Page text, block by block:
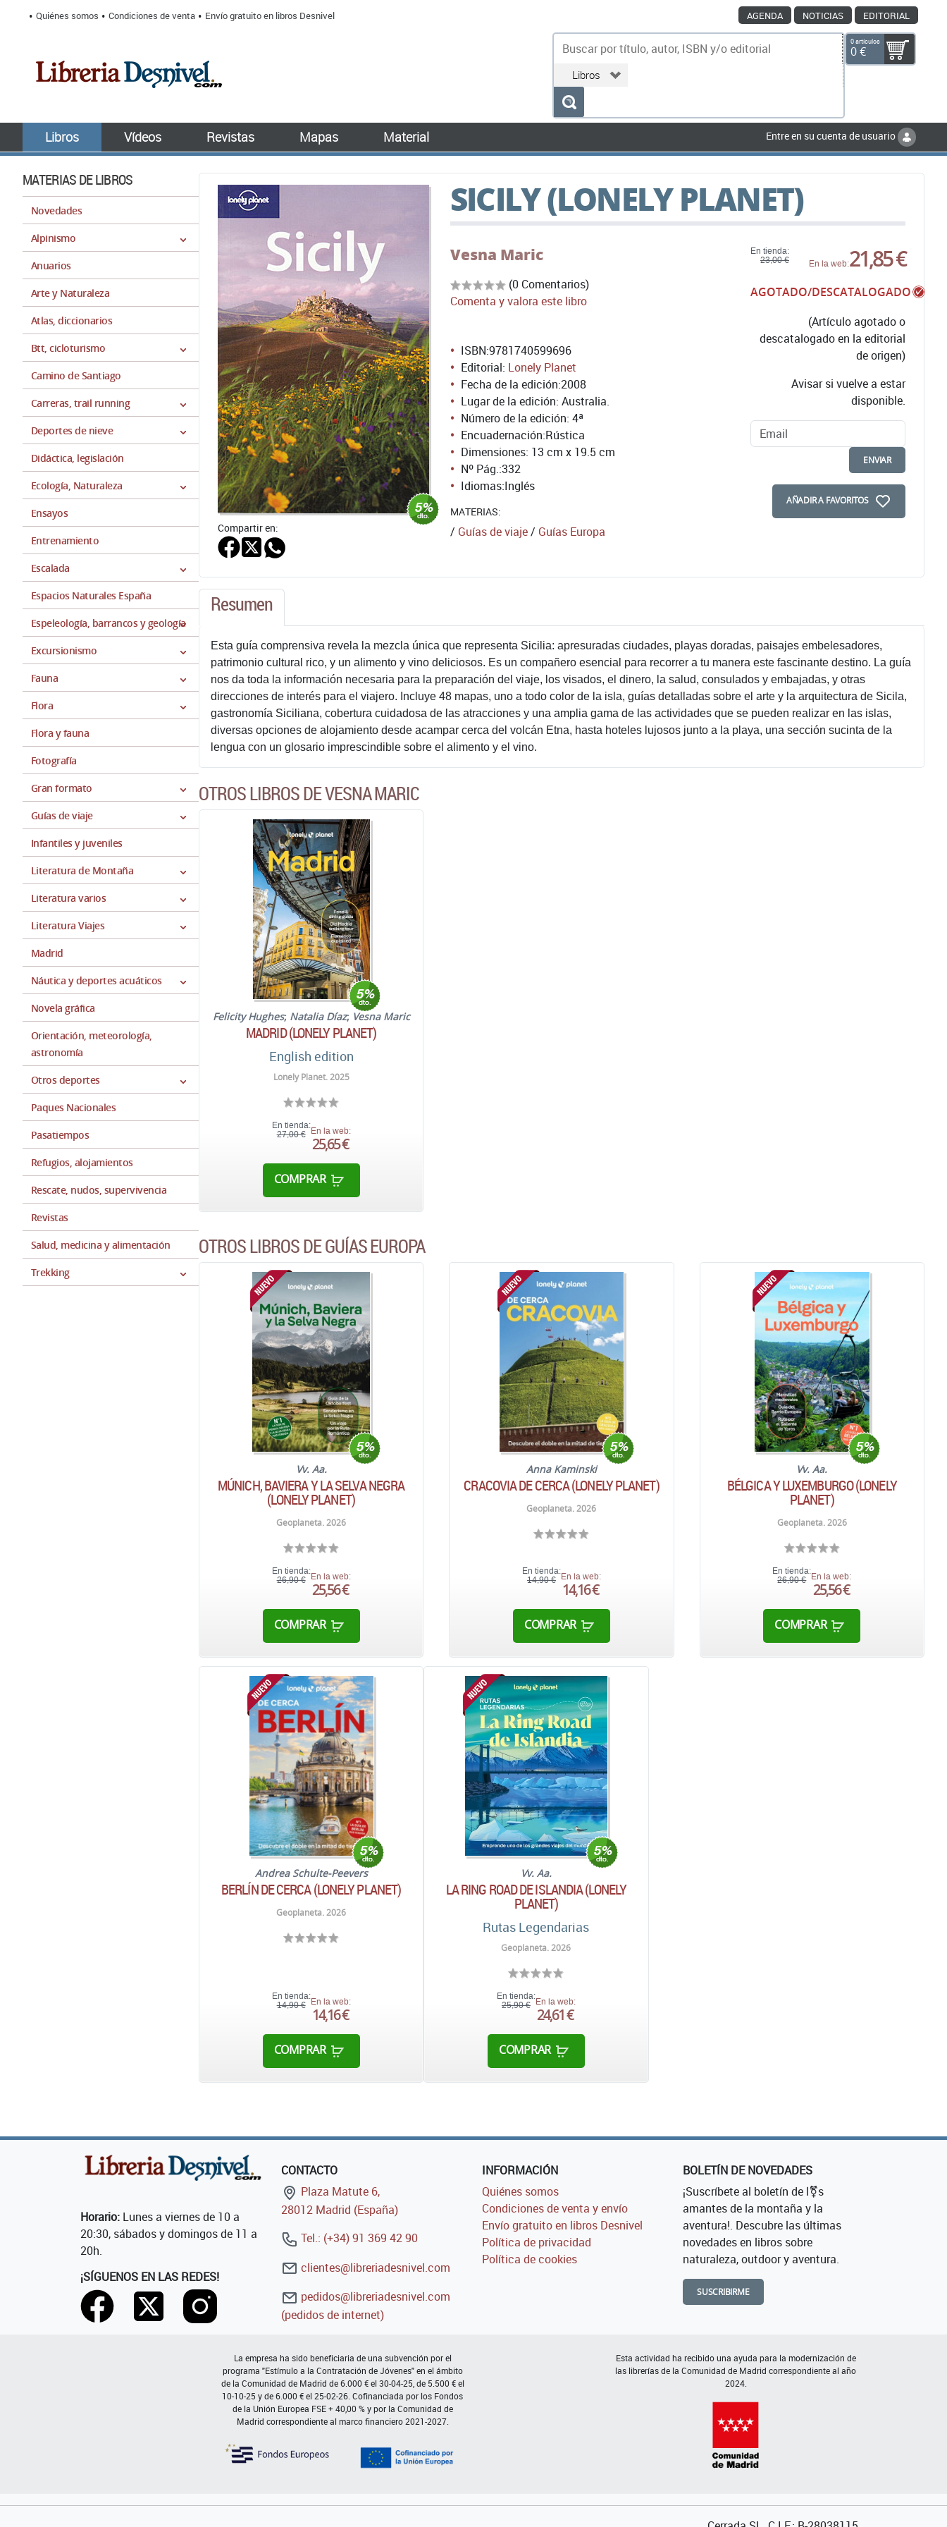
Quiénes somos Condiciones de venta Envío gratuito en libros Desnivel AGENDA NOTICIAS EDITORIAL
0 artículos
0 €
Libros Vídeos Revistas Mapas Material Entre en su cuenta de usuario
MATERIAS DE LIBROS
Novedades
Alpinismo
Anuarios
Arte y Naturaleza
Atlas, diccionarios
Btt, cicloturismo
Camino de Santiago
Carreras, trail running
Deportes de nieve
Didáctica, legislación
Ecología, Naturaleza
Ensayos
Entrenamiento
Escalada
Espacios Naturales España
Espeleología, barrancos y geología
Excursionismo
Fauna
Flora
Flora y fauna
Fotografía
Gran formato
Guías de viaje
Infantiles y juveniles
Literatura de Montaña
Literatura varios
Literatura Viajes
Madrid
Náutica y deportes acuáticos
Novela gráfica
Orientación, meteorología,
astronomía
Otros deportes
Paques Nacionales
Pasatiempos
Refugios, alojamientos
Rescate, nudos, supervivencia
Revistas
Salud, medicina y alimentación
Trekking
SICILY (LONELY PLANET)
Compartir en:
Vesna Maric
(0 Comentarios)
Comenta y valora este libro
En tienda:
23,00 €
En la web:21,85 €
AGOTADO/DESCATALOGADO
(Artículo agotado o
descatalogado en la editorial
de origen)
Avisar si vuelve a estar
disponible.
ENVIAR
AÑADIR A FAVORITOS
ISBN:9781740599696
Editorial: Lonely Planet
Fecha de la edición:2008
Lugar de la edición: Australia.
Número de la edición: 4ª
Encuadernación:Rústica
Dimensiones: 13 cm x 19.5 cm
Nº Pág.:332
Idiomas:Inglés
MATERIAS:
/ Guías de viaje/ Guías Europa
Resumen
Esta guía comprensiva revela la mezcla única que representa Sicilia: apresuradas ciudades, playas doradas, paisajes embelesadores,
patrimonio cultural rico, y un alimento y vino deliciosos. Es un compañero esencial para recorrer a tu manera este fascinante destino. La guía
nos da toda la información necesaria para la preparación del viaje, los visados, el dinero, la salud, consulados y embajadas, y otras
direcciones de interés para el viajero. Incluye 48 mapas, uno a todo color de la isla, guías detalladas sobre el arte y la arquitectura de Sicila,
gastronomía Siciliana, cobertura cuidadosa de las atracciones y una amplia gama de las actividades que se pueden realizar en las islas,
diversas opciones de alojamiento desde acampar cerca del volcán Etna, hasta hoteles lujosos junto a la playa, una sección sucinta de la
lengua con un glosario imprescindible sobre el alimento y el vino.
OTROS LIBROS DE VESNA MARIC
Felicity Hughes; Natalia Díaz; Vesna Maric
MADRID (LONELY PLANET)
English edition
Lonely Planet. 2025
En tienda:
27,00 € En la web:
25,65 €
COMPRAR
OTROS LIBROS DE GUÍAS EUROPA
Vv. Aa.
MÚNICH, BAVIERA Y LA SELVA NEGRA
(LONELY PLANET)
Geoplaneta. 2026
En tienda:
26,90 € En la web:
25,56 €
COMPRAR
Anna Kaminski
CRACOVIA DE CERCA (LONELY PLANET)
Geoplaneta. 2026
En tienda:
14,90 € En la web:
14,16 €
COMPRAR
Vv. Aa.
BÉLGICA Y LUXEMBURGO (LONELY
PLANET)
Geoplaneta. 2026
En tienda:
26,90 €
En la web:
25,56 €
COMPRAR
Andrea Schulte-Peevers
BERLÍN DE CERCA (LONELY PLANET)
Geoplaneta. 2026
En tienda:
14,90 € En la web:
14,16 €
COMPRAR
Vv. Aa.
LA RING ROAD DE ISLANDIA (LONELY
PLANET)
Rutas Legendarias
Geoplaneta. 2026
En tienda:
25,90 € En la web:
24,61 €
COMPRAR
Horario: Lunes a viernes de 10 a
20:30, sábados y domingos de 11 a
20h.
¡SÍGUENOS EN LAS REDES!
CONTACTO
Plaza Matute 6,
28012 Madrid (España)
Tel.: (+34) 91 369 42 90
clientes@libreriadesnivel.com
pedidos@libreriadesnivel.com
(pedidos de internet)
INFORMACIÓN
Quiénes somos
Condiciones de venta y envío
Envío gratuito en libros Desnivel
Política de privacidad
Política de cookies
BOLETÍN DE NOVEDADES
¡Suscríbete al boletín de l⚧s
amantes de la montaña y la
aventura!. Descubre las últimas
novedades en libros sobre
naturaleza, outdoor y aventura.
SUSCRIBIRME
La empresa ha sido beneficiaria de una subvención por el
programa "Estímulo a la Contratación de Jóvenes" en el ámbito
de la Comunidad de Madrid de 6.000 € el 30-04-25, de 5.500 € el
10-10-25 y de 6.000 € el 25-02-26. Cofinanciada por los Fondos
de la Unión Europea FSE + 40,00 % y por la Comunidad de
Madrid correspondiente al marco financiero 2021-2027.
Esta actividad ha recibido una ayuda para la modernización de
las librerías de la Comunidad de Madrid correspondiente al año
2024.